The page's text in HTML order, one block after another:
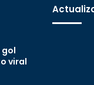
gol
viral